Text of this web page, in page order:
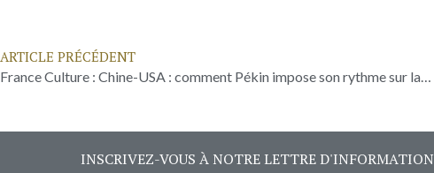
ARTICLE PRÉCÉDENT
France Culture : Chine-USA : comment Pékin impose son rythme sur la scène diplomatique
INSCRIVEZ-VOUS À NOTRE LETTRE D'INFORMATION